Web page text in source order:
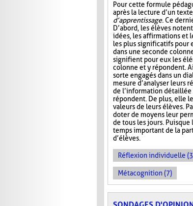
Pour cette formule
après la lecture d’un
d’apprentissage. Ce
D’abord, les élèves
idées, les affirmations et
les plus significatifs pour
dans une seconde
signifient pour eux les
colonne et y répondent.
sorte engagés dans un
mesure d’analyser leurs
de l’information détaillée
répondent. De plus, elle
valeurs de leurs élèves.
doter de moyens leur
de tous les jours. Puisque
temps important de la
d’élèves.
Réflexion individuelle
Métacognition (7)